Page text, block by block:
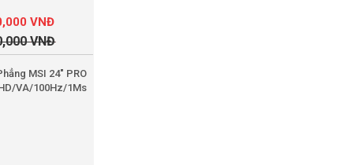
VNĐ
VNĐ
MSI 24" PRO
VA/100Hz/1Ms